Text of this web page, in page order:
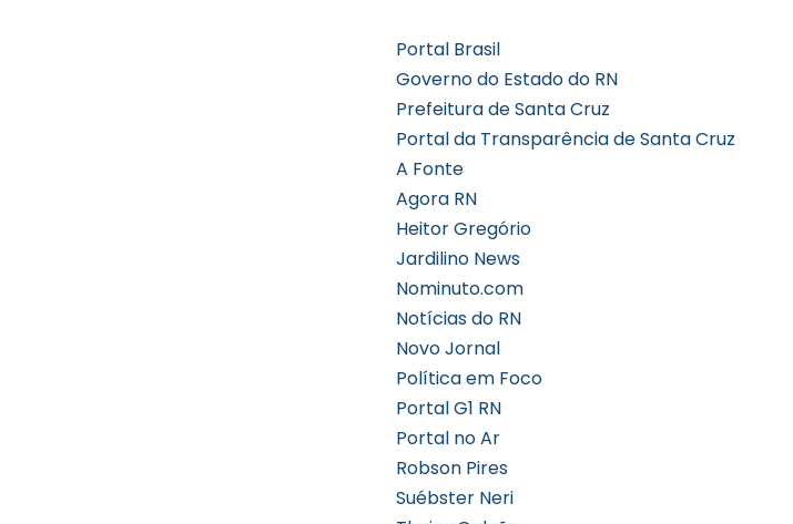
Portal Brasil
Governo do Estado do RN
Prefeitura de Santa Cruz
Portal da Transparência de Santa Cruz
A Fonte
Agora RN
Heitor Gregório
Jardilino News
Nominuto.com
Notícias do RN
Novo Jornal
Política em Foco
Portal G1 RN
Portal no Ar
Robson Pires
Suébster Neri